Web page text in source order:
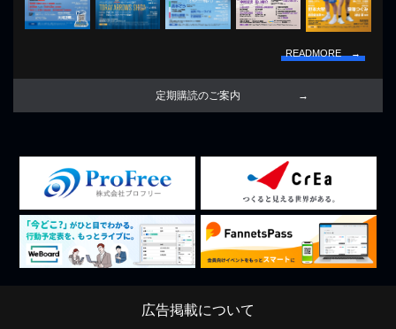
READMORE →
定期購読のご案内
広告掲載について